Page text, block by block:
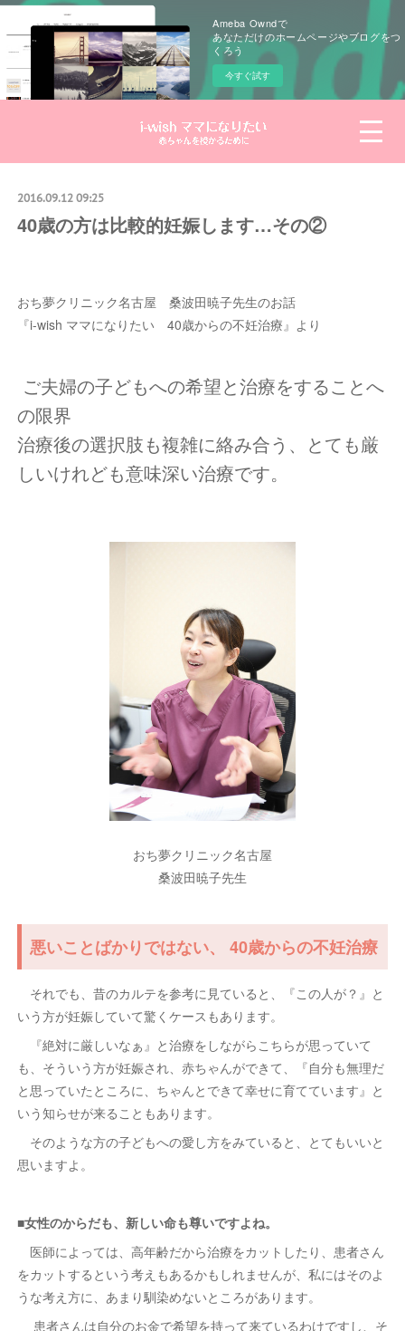
Ameba Owndで
あなただけのホームページやブログをつ
くろう
今すぐ試す
2016.09.12 09:25
40歳の方は比較的妊娠します…その②
おち夢クリニック名古屋 桑波田暁子先生のお話
『i-wish ママになりたい 40歳からの不妊治療』より
ご夫婦の子どもへの希望と治療をすることへ
の限界
治療後の選択肢も複雑に絡み合う、とても厳
しいけれども意味深い治療です。
おち夢クリニック名古屋
桑波田暁子先生
悪いことばかりではない、 40歳からの不妊治療
それでも、昔のカルテを参考に見ていると、『この人が？』と
いう方が妊娠していて驚くケースもあります。
『絶対に厳しいなぁ』と治療をしながらこちらが思っていて
も、そういう方が妊娠され、赤ちゃんができて、『自分も無理だ
と思っていたところに、ちゃんとできて幸せに育てています』と
いう知らせが来ることもあります。
そのような方の子どもへの愛し方をみていると、とてもいいと
思いますよ。
■女性のからだも、新しい命も尊いですよね。
医師によっては、高年齢だから治療をカットしたり、患者さん
をカットするという考えもあるかもしれませんが、私にはそのよ
うな考え方に、あまり馴染めないところがあります。
患者さんは自分のお金で希望を持って来ているわけですし、そ